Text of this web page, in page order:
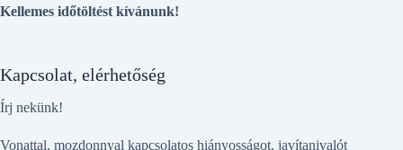
Kellemes időtöltést kívánunk!
Kapcsolat, elérhetőség
Írj nekünk!
Vonattal, mozdonnyal kapcsolatos hiányosságot, javítanivalót